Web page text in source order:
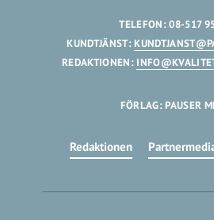
TELEFON: 08-517
KUNDTJÄNST:
REDAKTIONEN:
FÖRLAG: PAUSER
Redaktionen